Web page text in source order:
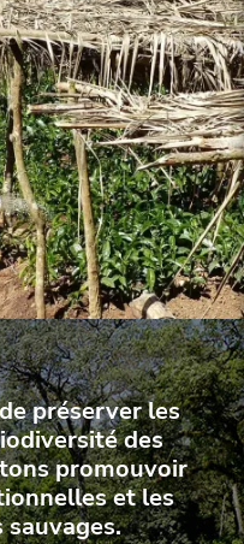
préserver les
des
promouvoir
et les